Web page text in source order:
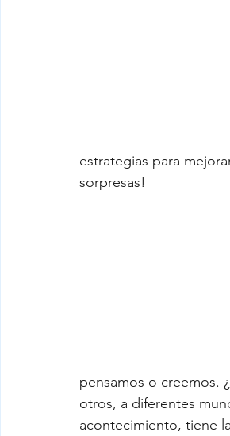
estrategias para
sorpresas!
pensamos o creemos.
otros, a diferentes
acontecimiento, tiene